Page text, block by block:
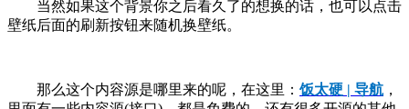
当然如果这个背景你之后看久了的想换的话，也可以点击
壁纸后面的刷新按钮来随机换壁纸。
那么这个内容源是哪里来的呢，在这里：饭太硬 | 导航 ，